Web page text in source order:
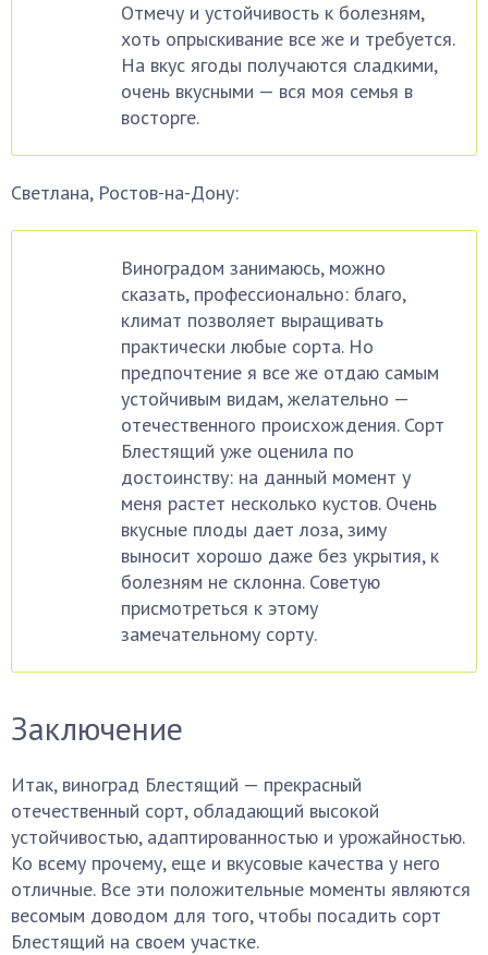
Отмечу и устойчивость к болезням,
хоть опрыскивание все же и требуется.
На вкус ягоды получаются сладкими,
очень вкусными — вся моя семья в
восторге.
Светлана, Ростов-на-Дону:
Виноградом занимаюсь, можно
сказать, профессионально: благо,
климат позволяет выращивать
практически любые сорта. Но
предпочтение я все же отдаю самым
устойчивым видам, желательно —
отечественного происхождения. Сорт
Блестящий уже оценила по
достоинству: на данный момент у
меня растет несколько кустов. Очень
вкусные плоды дает лоза, зиму
выносит хорошо даже без укрытия, к
болезням не склонна. Советую
присмотреться к этому
замечательному сорту.
Заключение
Итак, виноград Блестящий — прекрасный
отечественный сорт, обладающий высокой
устойчивостью, адаптированностью и урожайностью.
Ко всему прочему, еще и вкусовые качества у него
отличные. Все эти положительные моменты являются
весомым доводом для того, чтобы посадить сорт
Блестящий на своем участке.